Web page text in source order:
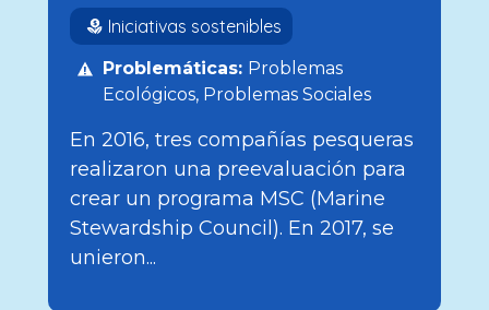
Iniciativas sostenibles
Problemáticas: Problemas
Ecológicos Problemas Sociales
En 2016, tres compañías pesqueras
realizaron una preevaluación para
crear un programa MSC (Marine
Stewardship Council). En 2017, se
unieron...